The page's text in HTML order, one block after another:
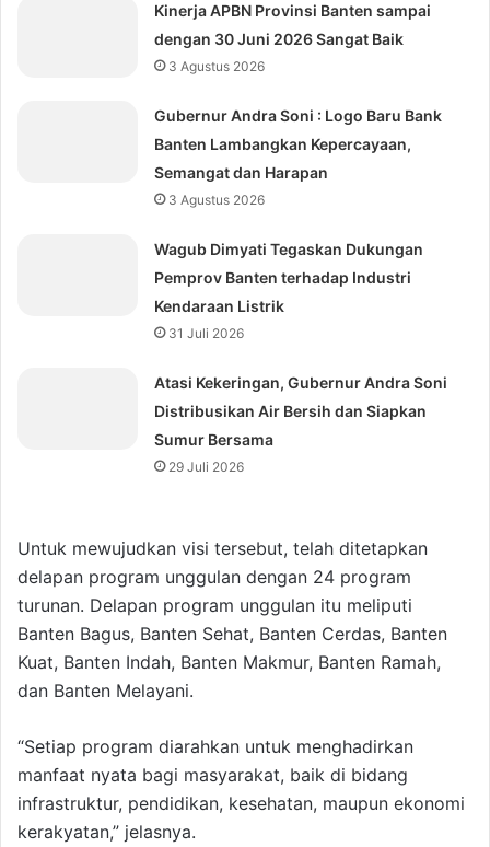
Kinerja APBN Provinsi Banten sampai
dengan 30 Juni 2026 Sangat Baik
3 Agustus 2026
Gubernur Andra Soni : Logo Baru Bank
Banten Lambangkan Kepercayaan,
Semangat dan Harapan
3 Agustus 2026
Wagub Dimyati Tegaskan Dukungan
Pemprov Banten terhadap Industri
Kendaraan Listrik
31 Juli 2026
Atasi Kekeringan, Gubernur Andra Soni
Distribusikan Air Bersih dan Siapkan
Sumur Bersama
29 Juli 2026
Untuk mewujudkan visi tersebut, telah ditetapkan
delapan program unggulan dengan 24 program
turunan. Delapan program unggulan itu meliputi
Banten Bagus, Banten Sehat, Banten Cerdas, Banten
Kuat, Banten Indah, Banten Makmur, Banten Ramah,
dan Banten Melayani.
“Setiap program diarahkan untuk menghadirkan
manfaat nyata bagi masyarakat, baik di bidang
infrastruktur, pendidikan, kesehatan, maupun ekonomi
kerakyatan,” jelasnya.